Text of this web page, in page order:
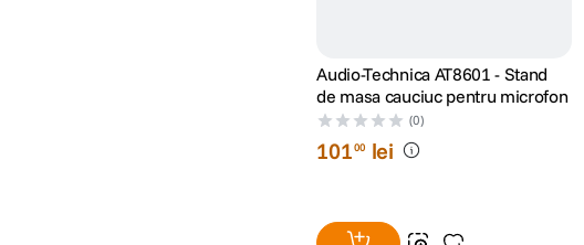
Audio-Technica AT8601 - Stand
de masa cauciuc pentru microfon
(0)
10100 lei